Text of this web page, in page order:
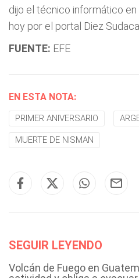
dijo el técnico informático
hoy por el portal Diez
FUENTE: EFE
EN ESTA NOTA:
PRIMER ANIVERSARIO
MUERTE DE NISMAN
SEGUIR LEYENDO
Volcán de Fuego en